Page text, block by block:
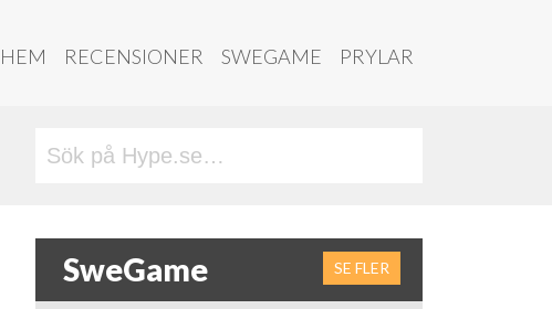
HEM RECENSIONER SWEGAME PRYLAR
SweGame SE FLER